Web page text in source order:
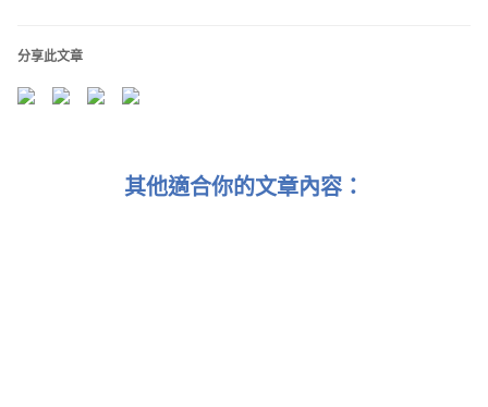
分享此文章
其他適合你的文章內容：